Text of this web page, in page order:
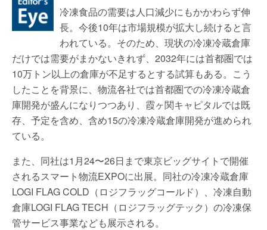
冷凍食品の需要は人口減少にもかかわらず伸
長。今後10年は市場規模が拡大し続けると言
われている。そのため、現状の冷凍冷蔵倉庫
だけでは需要がまかないきれず、2032年には首都圏では
10万トン以上の倉庫が不足するとする試算もある。こう
したことを背景に、物流各社では首都圏での冷凍冷蔵倉
庫開発が盛んになりつつあり、霞ヶ関キャピタルでは既
存、予定を含め、含め15の冷凍冷蔵倉庫開発が進められ
ている。
また、同社は1月24〜26日まで東京ビッグサイトで開催
されるスマート物流EXPOに出展。同社の冷凍冷蔵倉庫
LOGI FLAG COLD（ロジフラッグコールド）、冷凍自動
倉庫LOGI FLAG TECH（ロジフラッグテック）の冷凍保
管サービス事業なども展示される。